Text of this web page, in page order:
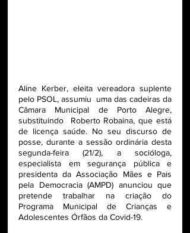
Aline Kerber, eleita vereadora suplente
pelo PSOL, assumiu  uma das cadeiras da
Câmara Municipal de Porto Alegre,
substituindo  Roberto Robaina, que está
de licença saúde. No seu discurso de
posse, durante a sessão ordinária desta
segunda-feira (21/2), a socióloga,
especialista em segurança pública e
presidenta da Associação Mães e Pais
pela Democracia (AMPD) anunciou que
pretende trabalhar na criação do
Programa Municipal de Crianças e
Adolescentes Órfãos da Covid-19.